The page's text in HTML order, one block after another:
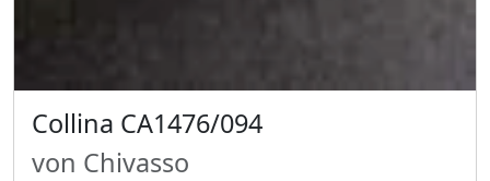
Collina CA1476/094
von Chivasso